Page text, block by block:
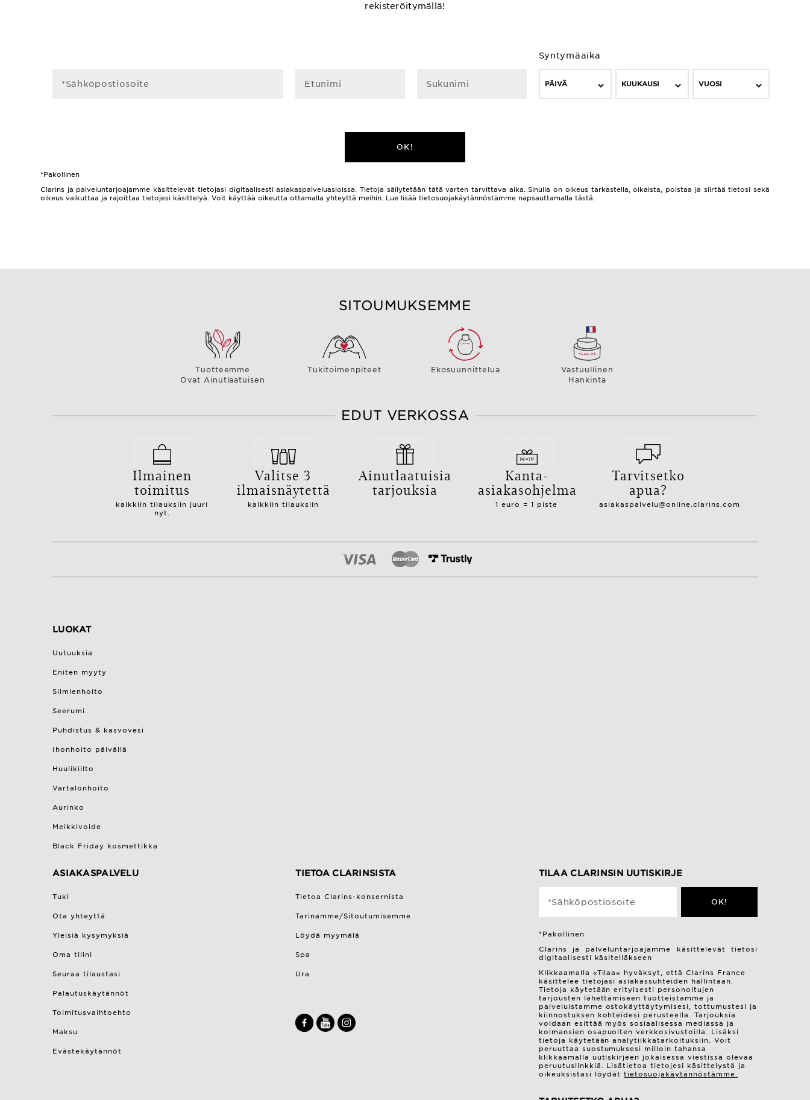
rekisteröitymällä!
*Sähköpostiosoite Etunimi Sukunimi
Syntymäaika
PÄIVÄ KUUKAUSI VUOSI
OK!
*Pakollinen
Clarins ja palveluntarjoajamme käsittelevät tietojasi digitaalisesti asiakaspalveluasioissa. Tietoja säilytetään tätä varten tarvittava aika. Sinulla on oikeus tarkastella, oikaista, poistaa ja siirtää tietosi sekä
oikeus vaikuttaa ja rajoittaa tietojesi käsittelyä. Voit käyttää oikeutta ottamalla yhteyttä meihin. Lue lisää tietosuojakäytännöstämme napsauttamalla tästä.
SITOUMUKSEMME
Tuotteemme
Ovat Ainutlaatuisen
Tukitoimenpiteet Ekosuunnittelua
Vastuullinen
Hankinta
EDUT VERKOSSA
Ilmainen
toimitus
kaikkiin tilauksiin juuri
nyt.
Valitse 3
ilmaisnäytettä
kaikkiin tilauksiin
Ainutlaatuisia
tarjouksia
Kanta-
asiakasohjelma
1 euro = 1 piste
Tarvitsetko
apua?
asiakaspalvelu@online.clarins.com
LUOKAT
Uutuuksia
Eniten myyty
Silmienhoito
Seerumi
Puhdistus & kasvovesi
Ihonhoito päivällä
Huulikiilto
Vartalonhoito
Aurinko
Meikkivoide
Black Friday kosmettikka
ASIAKASPALVELU
Tuki
Ota yhteyttä
Yleisiä kysymyksiä
Oma tilini
Seuraa tilaustasi
Palautuskäytännöt
Toimitusvaihtoehto
Maksu
Evästekäytännöt
TIETOA CLARINSISTA
Tietoa Clarins-konsernista
Tarinamme/Sitoutumisemme
Löydä myymälä
Spa
Ura
TILAA CLARINSIN UUTISKIRJE
*Sähköpostiosoite OK!
*Pakollinen
Clarins ja palveluntarjoajamme käsittelevät tietosi
digitaalisesti käsitelläkseen
Klikkaamalla «Tilaa» hyväksyt, että Clarins France
käsittelee tietojasi asiakassuhteiden hallintaan.
Tietoja käytetään erityisesti personoitujen
tarjousten lähettämiseen tuotteistamme ja
palveluistamme ostokäyttäytymisesi, tottumustesi ja
kiinnostuksen kohteidesi perusteella. Tarjouksia
voidaan esittää myös sosiaalisessa mediassa ja
kolmansien osapuolten verkkosivustoilla. Lisäksi
tietoja käytetään analytiikkatarkoituksiin. Voit
peruuttaa suostumuksesi milloin tahansa
klikkaamalla uutiskirjeen jokaisessa viestissä olevaa
peruutuslinkkiä. Lisätietoa tietojesi käsittelystä ja
oikeuksistasi löydättietosuojakäytännöstämme.